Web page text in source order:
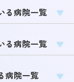
る病院一覧
る病院一覧
病院一覧